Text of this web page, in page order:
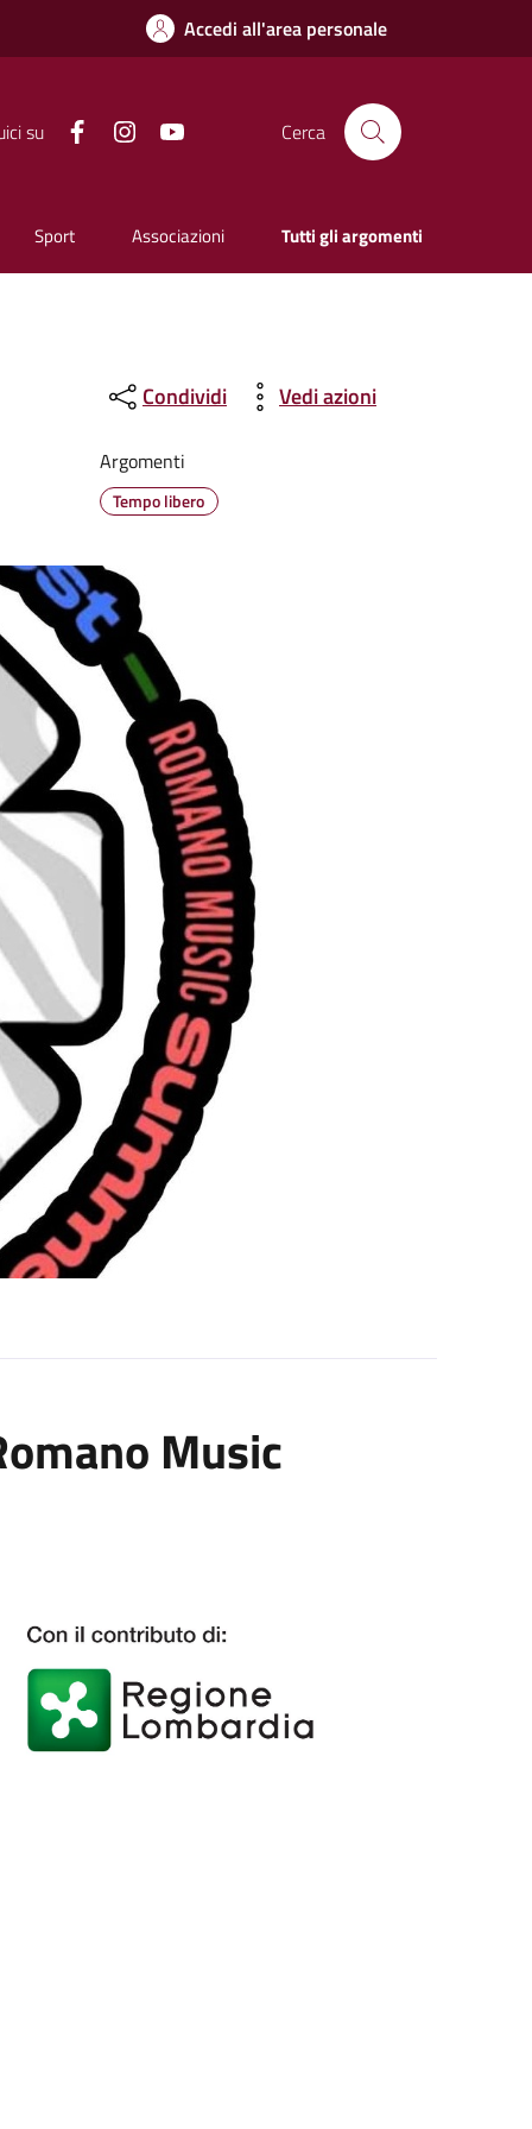
Accedi all'area personale
su Facebook Instagram Cerca
Sport Associazioni Tutti gli argomenti
Condividi Vedi azioni
Argomenti
Tempo libero
Music